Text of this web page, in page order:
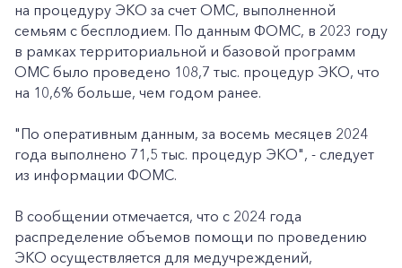
на процедуру ЭКО за счет ОМС, выполненной
семьям с бесплодием. По данным ФОМС, в 2023 году
в рамках территориальной и базовой программ
ОМС было проведено 108,7 тыс. процедур ЭКО, что
на 10,6% больше, чем годом ранее.
"По оперативным данным, за восемь месяцев 2024
года выполнено 71,5 тыс. процедур ЭКО", - следует
из информации ФОМС.
В сообщении отмечается, что с 2024 года
распределение объемов помощи по проведению
ЭКО осуществляется для медучреждений,